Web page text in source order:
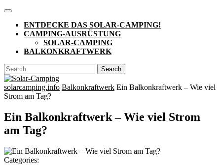
Skip
content
Open
ButtonENTDECKE DAS SOLAR-CAMPING!
CAMPING-AUSRÜSTUNG
SOLAR-CAMPING
BALKONKRAFTWERK
CLOSE
BUTTON
Search
for:
solarcamping.info Balkonkraftwerk Ein Balkonkraftwerk – Wie viel
Strom am Tag?
Ein Balkonkraftwerk – Wie viel Strom
am Tag?
Categories: